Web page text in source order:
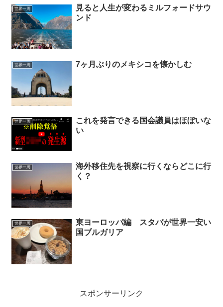
世界一周
見ると人生が変わるミルフォードサウ
ンド
世界一周 7ヶ月ぶりのメキシコを懐かしむ
世界一周
これを発言できる国会議員はほぼいな
い
世界一周
海外移住先を視察に行くならどこに行
く？
世界一周
東ヨーロッパ編 スタバが世界一安い
国ブルガリア
スポンサーリンク